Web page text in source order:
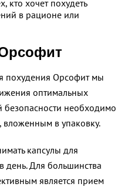
кто хочет похудеть
в рационе или
похудения Орсофит мы
оптимальных
безопасности необходимо
вложенным в упаковку.
капсулы для
день. Для большинства
является прием